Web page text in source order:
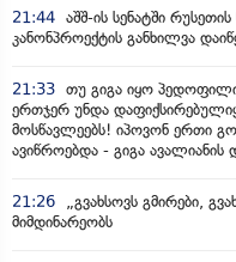
21:44 აშშ-ის სენატში რუსეთის
კანონპროექტის განხილვა
21:33 თუ გიგა იყო
ერთჯერ უნდა
მოსწავლეებს! იპოვონ ერთი
ავიწროებდა - გიგა ავალიანის
21:26
„გვახსოვს გმირები,
მიმდინარეობს